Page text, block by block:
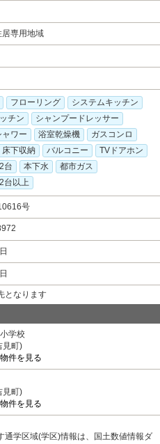
専用地域
フローリング
システムキッチン
チン
シャンプードレッサー
ャワー 浴室乾燥機
ガスコンロ
床下収納 バルコニー
TVドアホン
台
本下水
都市ガス
台以上
号
となります
学校
見町)
件を見る
見町)
件を見る
通学区域(学区)情報は、国土数値情報ダ